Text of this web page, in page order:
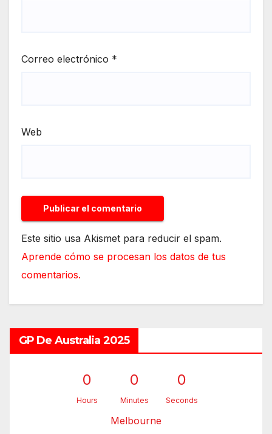
Correo electrónico *
Web
Este sitio usa Akismet para reducir el spam.
Aprende cómo se procesan los datos de tus
comentarios.
GP De Australia 2025
0
Hours
0
Minutes
0
Seconds
Melbourne